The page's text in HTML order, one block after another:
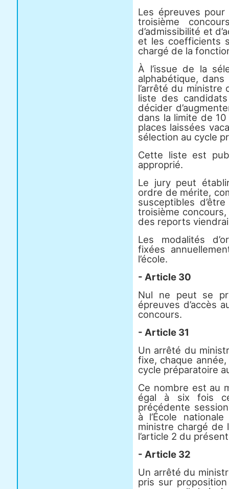
Les épreuves pour
troisième
d’admissibilité et
et les coefficients
chargé de la
À l’issue de la
alphabétique,
l’arrêté du ministre
liste des
décider
dans la limite de
places laissées
sélection au cycle
Cette liste est
approprié.
Le jury peut
ordre de mérite,
susceptibles
troisième
des reports
Les modalités
fixées
l’école.
- Article 30
Nul ne peut se
épreuves d’accès
concours.
- Article 31
Un arrêté du
fixe, chaque
cycle préparatoire
Ce nombre est au
égal à six fois
précédente
à l’École
ministre chargé de
l’article 2 du
- Article 32
Un arrêté du
pris sur